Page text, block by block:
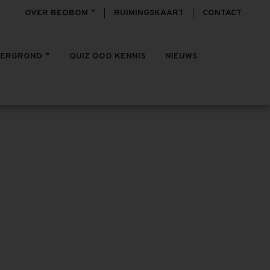
OVER BEOBOM RUIMINGSKAART CONTACT
QUIZ OOO KENNIS NIEUWS